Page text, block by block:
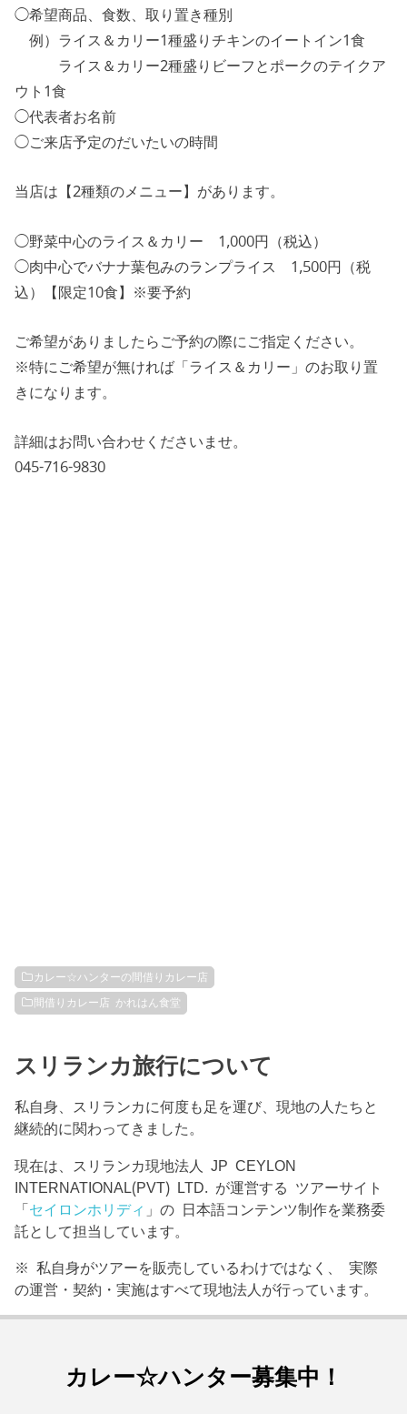
◯希望商品、食数、取り置き種別
例）ライス＆カリー1種盛りチキンのイートイン1食
ライス＆カリー2種盛りビーフとポークのテイクア
ウト1食
◯代表者お名前
◯ご来店予定のだいたいの時間
当店は【2種類のメニュー】があります。
◯野菜中心のライス＆カリー 1,000円（税込）
◯肉中心でバナナ葉包みのランプライス 1,500円（税
込）【限定10食】※要予約
ご希望がありましたらご予約の際にご指定ください。
※特にご希望が無ければ「ライス＆カリー」のお取り置
きになります。
詳細はお問い合わせくださいませ。
045-716-9830
カレー☆ハンターの間借りカレー店
間借りカレー店 かれはん食堂
スリランカ旅行について
私自身、スリランカに何度も足を運び、現地の人たちと
継続的に関わってきました。
現在は、スリランカ現地法人 JP CEYLON
INTERNATIONAL(PVT) LTD. が運営する ツアーサイト
「セイロンホリディ 」の 日本語コンテンツ制作を業務委
託として担当しています。
※ 私自身がツアーを販売しているわけではなく、 実際
の運営・契約・実施はすべて現地法人が行っています。
カレー☆ハンター募集中！